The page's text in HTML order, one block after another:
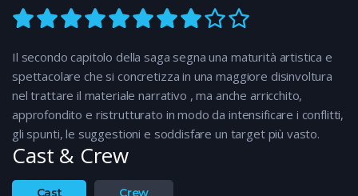
Il secondo capitolo della saga segna una maturità artistica e
spettacolare che si concretizza in una maggiore disinvoltura
nel trattare il materiale narrativo , ma anche arricchito,
approfondito e ristrutturato in modo da intensificare i conflitti,
gli spunti, le suggestioni e soddisfare un target più vasto.
Cast & Crew
Cast Crew